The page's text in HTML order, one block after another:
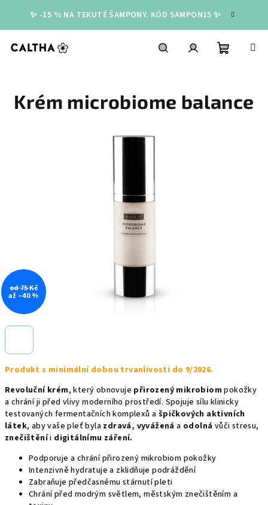
obsah
✨ -15 % NA TEKUTÉ ŠAMPONY. KÓD SAMPON15 ✨
košík
Produkt s minimální dobou trvanlivosti do 9/2026.
Revoluční krém, který obnovuje přirozený mikrobiom pokožky
a chrání ji před vlivy moderního prostředí. Spojuje sílu klinicky
testovaných fermentačních komplexů a špičkových aktivních
látek, aby vaše pleť byla zdravá, vyvážená a odolná vůči stresu,
znečištěníi digitálnímu záření.
Podporuje a chrání přirozený mikrobiom pokožky
Intenzivně hydratuje a zklidňuje podráždění
Zabraňuje předčasnému stárnutí pleti
Chrání před modrým světlem, městským znečištěním a
Krém microbiome balance
od 75 Kč
až –40 %